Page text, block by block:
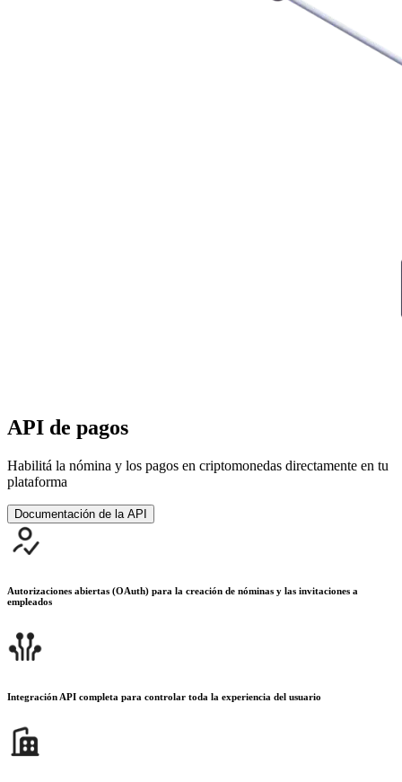
API de pagos
Habilitá la nómina y los pagos en criptomonedas directamente en tu
plataforma
Documentación de la API
Autorizaciones abiertas (OAuth) para la creación de nóminas y las invitaciones a
empleados
Integración API completa para controlar toda la experiencia del usuario